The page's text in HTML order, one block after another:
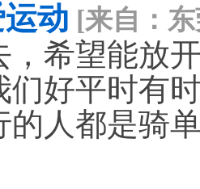
动 [来自：
，希望能放
们好平时有
的人都是骑